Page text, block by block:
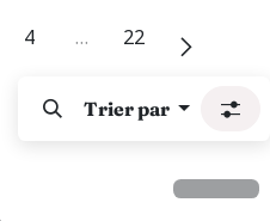
4 … 22
Trier par